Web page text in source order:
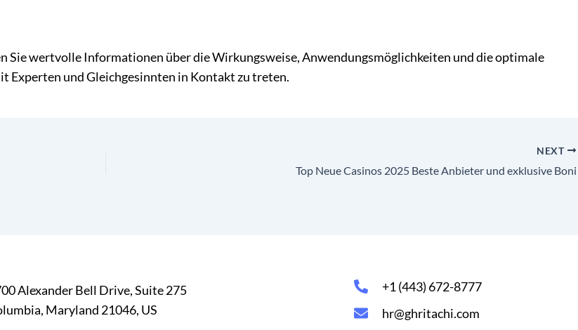
Sie wertvolle Informationen über die Wirkungsweise, Anwendungsmöglichkeiten und die optimale
Experten und Gleichgesinnten in Kontakt zu treten.
NEXT
Top Neue Casinos 2025 Beste Anbieter und exklusive Boni
Alexander Bell Drive, Suite 275
Maryland 21046, US
+1 (443) 672-8777
hr@ghritachi.com